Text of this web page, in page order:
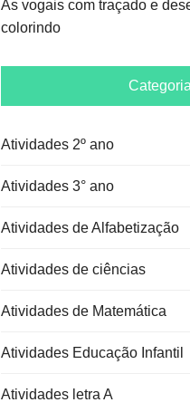
As vogais com traçado e
colorindo
Atividades 2º ano
Atividades 3° ano
Atividades de Alfabetização
Atividades de ciências
Atividades de Matemática
Atividades Educação Infantil
Atividades letra A